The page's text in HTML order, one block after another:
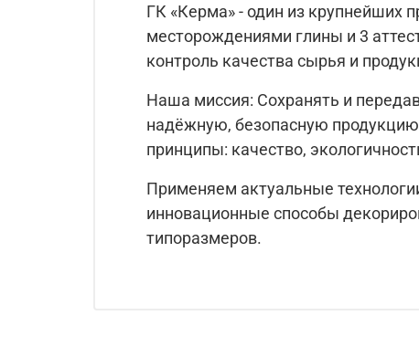
ГК «Керма» - один из крупнейших
месторождениями глины и 3
контроль качества сырья и
Наша миссия: Сохранять и
надёжную, безопасную
принципы: качество,
Применяем актуальные
инновационные способы
типоразмеров.